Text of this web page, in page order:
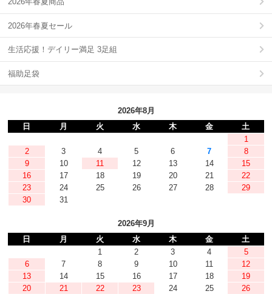
2026年春夏セール
生活応援！デイリー満足 3足組
福助足袋
2026年8月
日
月 火 水 木 金
土
1
2
3 4 5 6 7
8
9
10 11 12 13 14
15
16
17 18 19 20 21
22
23
24 25 26 27 28
29
30
31
2026年9月
日
月 火 水 木 金
土
1
2 3 4
5
6
7 8 9 10 11
12
13
14 15 16 17 18
19
20
21 22 23 24 25
26